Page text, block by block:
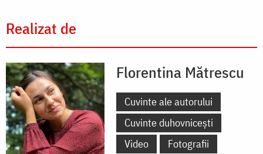
Realizat de
Florentina Mătrescu
Cuvinte ale autorului
Cuvinte duhovnicești
Video
Fotografii